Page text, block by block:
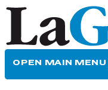
OPEN MAIN MENU